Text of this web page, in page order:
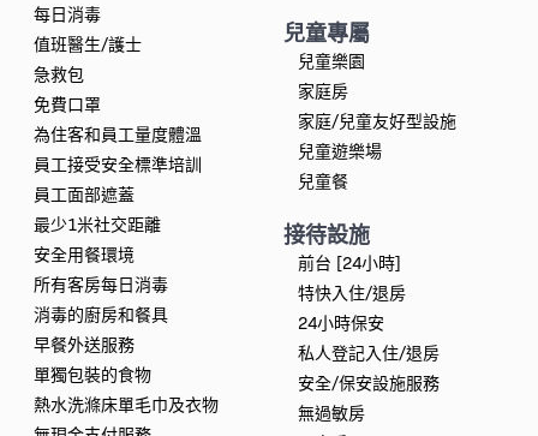
每日消毒
值班醫生/護士
急救包
免費口罩
為住客和員工量度體溫
員工接受安全標準培訓
員工面部遮蓋
最少1米社交距離
安全用餐環境
所有客房每日消毒
消毒的廚房和餐具
早餐外送服務
單獨包裝的食物
熱水洗滌床單毛巾及衣物
兒童專屬
兒童樂園
家庭房
家庭/兒童友好型設施
兒童遊樂場
兒童餐
接待設施
前台 [24小時]
特快入住/退房
24小時保安
私人登記入住/退房
安全/保安設施服務
無過敏房